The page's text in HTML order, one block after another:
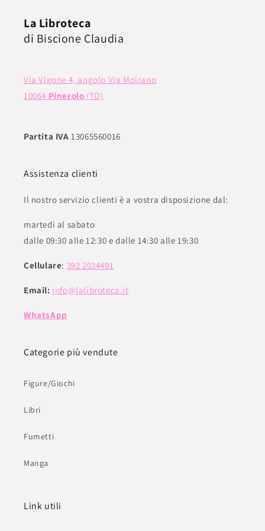
La Libroteca
di Biscione Claudia
Via Vigone 4, angolo Via Moirano
10064 Pinerolo (TO)
Partita IVA 13065560016
Assistenza clienti
Il nostro servizio clienti è a vostra disposizione dal:
martedi al sabato
dalle 09:30 alle 12:30 e dalle 14:30 alle 19:30
Cellulare: 392 2034491
Email: info@lalibroteca.it
WhatsApp
Categorie più vendute
Figure/Giochi
Libri
Fumetti
Manga
Link utili